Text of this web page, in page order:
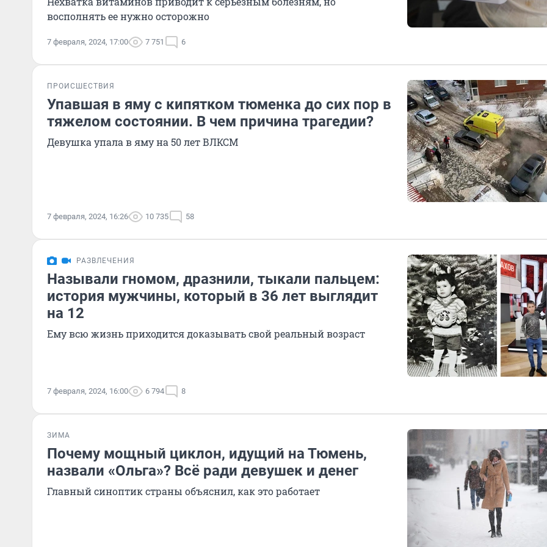
восполнять ее нужно осторожно
7 февраля, 2024, 17:00 7 751 6
ПРОИСШЕСТВИЯ
Упавшая в яму с кипятком тюменка до сих пор в
тяжелом состоянии. В чем причина трагедии?
Девушка упала в яму на 50 лет ВЛКСМ
7 февраля, 2024, 16:26 10 735 58
РАЗВЛЕЧЕНИЯ
Называли гномом, дразнили, тыкали пальцем:
история мужчины, который в 36 лет выглядит
на 12
Ему всю жизнь приходится доказывать свой реальный возраст
7 февраля, 2024, 16:00 6 794 8
ЗИМА
Почему мощный циклон, идущий на Тюмень,
назвали «Ольга»? Всё ради девушек и денег
Главный синоптик страны объяснил, как это работает